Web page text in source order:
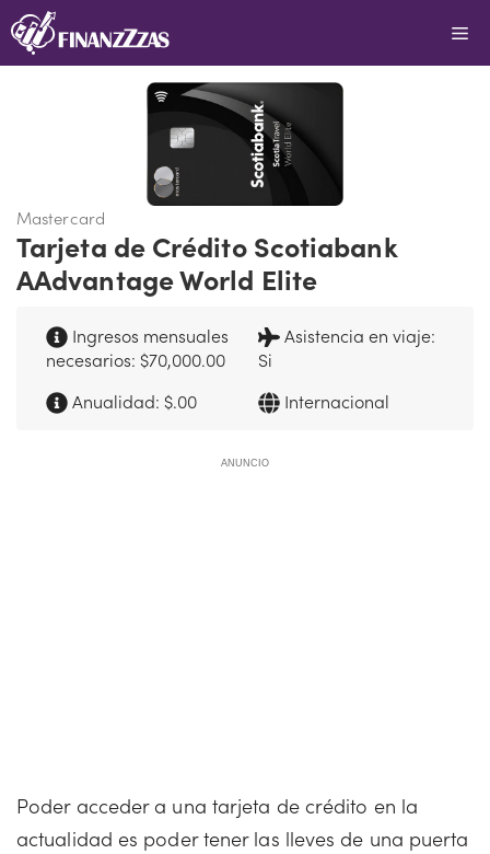
Saltar
al
Mastercard
Tarjeta de Crédito Scotiabank
AAdvantage World Elite
Ingresos mensuales
necesarios: $70,000.00
Asistencia en viaje:
Si
Anualidad: $.00
Internacional
ANUNCIO
Poder acceder a una tarjeta de crédito en la
actualidad es poder tener las lleves de una puerta